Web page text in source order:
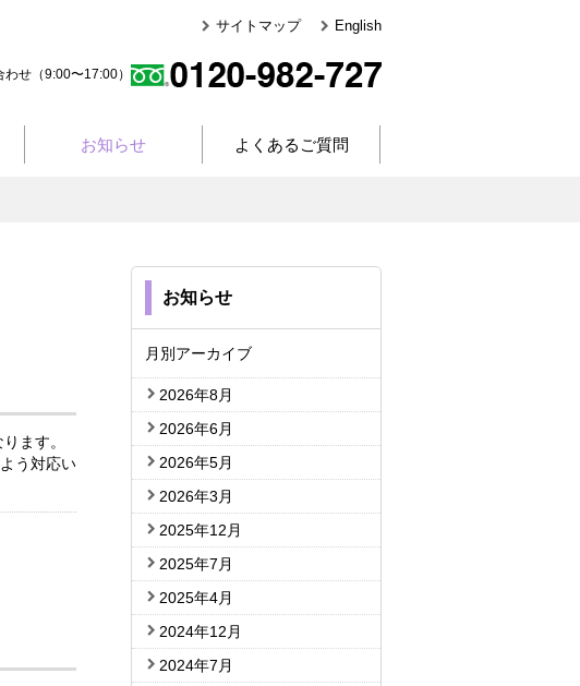
サイトマップ English
せ（9:00〜17:00）
お知らせ よくあるご質問
ます。
う対応い
お知らせ
月別アーカイブ
2026年8月
2026年6月
2026年5月
2026年3月
2025年12月
2025年7月
2025年4月
2024年12月
2024年7月